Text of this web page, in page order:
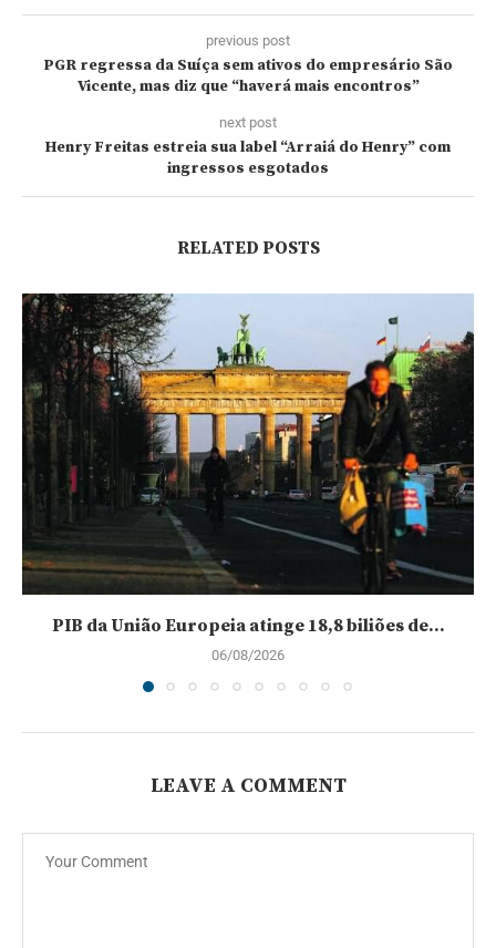
previous post
PGR regressa da Suíça sem ativos do empresário São
Vicente, mas diz que “haverá mais encontros”
next post
Henry Freitas estreia sua label “Arraiá do Henry” com
ingressos esgotados
RELATED POSTS
PIB da União Europeia atinge 18,8 biliões de...
06/08/2026
LEAVE A COMMENT